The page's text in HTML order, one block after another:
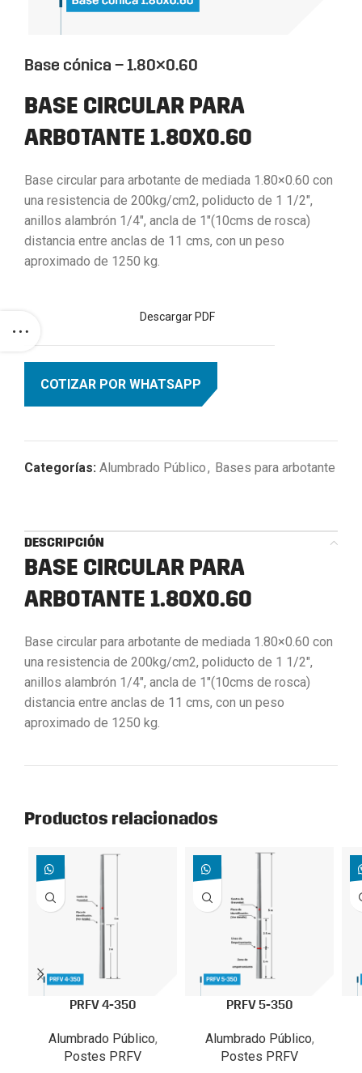
Base cónica – 1.80×0.60
BASE CIRCULAR PARA
ARBOTANTE 1.80X0.60
Base circular para arbotante de mediada 1.80×0.60 con
una resistencia de 200kg/cm2, poliducto de 1 1/2″,
anillos alambrón 1/4″, ancla de 1″(10cms de rosca)
distancia entre anclas de 11 cms, con un peso
aproximado de 1250 kg.
Descargar PDF
COTIZAR POR WHATSAPP
Categorías: Alumbrado Público, Bases para arbotante
DESCRIPCIÓN
BASE CIRCULAR PARA
ARBOTANTE 1.80X0.60
Base circular para arbotante de mediada 1.80×0.60 con
una resistencia de 200kg/cm2, poliducto de 1 1/2″,
anillos alambrón 1/4″, ancla de 1″(10cms de rosca)
distancia entre anclas de 11 cms, con un peso
aproximado de 1250 kg.
Productos relacionados
PRFV 4-350
Alumbrado Público,
Postes PRFV
PRFV 5-350
Alumbrado Público,
Postes PRFV